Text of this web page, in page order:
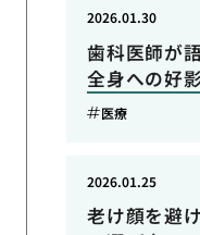
歯科医師が
全身への好
2026.01.30
医療
老け顔を避
2026.01.25